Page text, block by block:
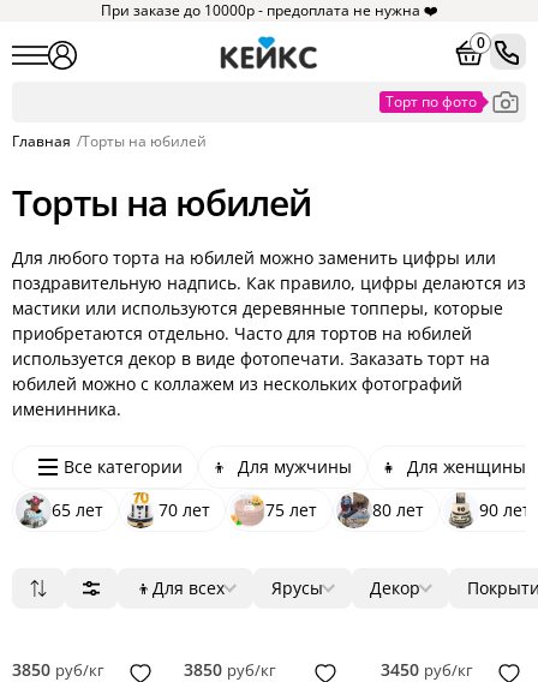
При заказе до 10000р - предоплата не нужна ❤️
0
Главная /Торты на юбилей
Торты на юбилей
Для любого торта на юбилей можно заменить цифры или
поздравительную надпись. Как правило, цифры делаются из
мастики или используются деревянные топперы, которые
приобретаются отдельно. Часто для тортов на юбилей
используется декор в виде фотопечати. Заказать торт на
юбилей можно с коллажем из нескольких фотографий
именинника.
Все категории 👦 Для мужчины 👧
Для женщины
65 лет
70 лет 75 лет 80 лет 90 лет
Сначала дорогие
👦 Для всех
Для женщин
Ярусы
Декор
фигурки
зеркальная глазурь
3D
похожие товары?
Понятно
3850 руб/кг 3850 руб/кг 3450 руб/кг